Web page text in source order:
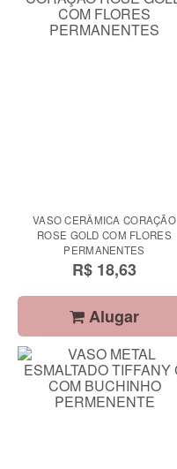
VASO CERÂMICA CORAÇÃO
ROSE GOLD COM FLORES
PERMANENTES
R$ 18,63
Alugar